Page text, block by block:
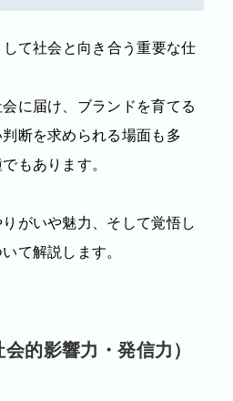
して社会と向き合う重要な仕
に届け、ブランドを育てる
断を求められる場面も多
もあります。
がいや魅力、そして覚悟し
て解説します。
的影響力・発信力）